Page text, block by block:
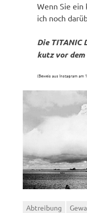
Wenn Sie ein
ich noch
Die TITANIC
kutz vor
(Beweis aus Instagram am
Abtreibung